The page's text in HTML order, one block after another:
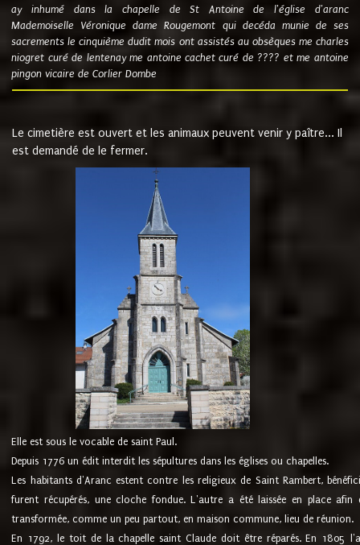
ay inhumé dans la chapelle de St Antoine de l'église d'aranc
Mademoiselle Véronique dame Rougemont qui decéda munie de ses
sacrements le cinquième dudit mois ont assistés au obsèques me charles
niogret curé de lentenay me antoine cachet curé de ???? et me antoine
pingon vicaire de Corlier Dombe
Le cimetière est ouvert et les animaux peuvent venir y paître... Il
est demandé de le fermer.
Elle est sous le vocable de saint Paul.
Depuis 1776 un édit interdit les sépultures dans les églises ou chapelles.
Les habitants d'Aranc estent contre les religieux de Saint Rambert,
furent récupérés, une cloche fondue. L'autre a été laissée en place
transformée, comme un peu partout, en maison commune, lieu de réunion.
En 1792, le toit de la chapelle saint Claude doit être réparés. En 1805